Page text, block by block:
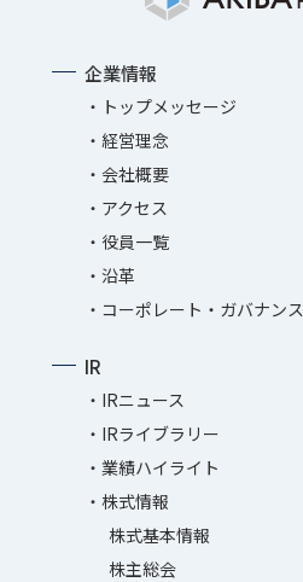
企業情報
トップメッセージ
経営理念
会社概要
アクセス
役員一覧
沿革
コーポレート・ガバナンス
IR
IRニュース
IRライブラリー
業績ハイライト
株式情報
株式基本情報
株主総会